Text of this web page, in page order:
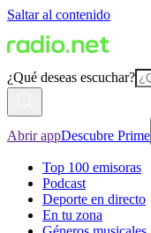
Saltar al contenido
¿Qué deseas escuchar?
Abrir appDescubre Prime
Top 100 emisoras
Podcast
Deporte en directo
En tu zona